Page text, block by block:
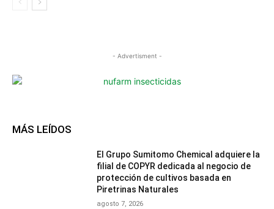
- Advertisment -
MÁS LEÍDOS
El Grupo Sumitomo Chemical adquiere la
filial de COPYR dedicada al negocio de
protección de cultivos basada en
Piretrinas Naturales
agosto 7, 2026